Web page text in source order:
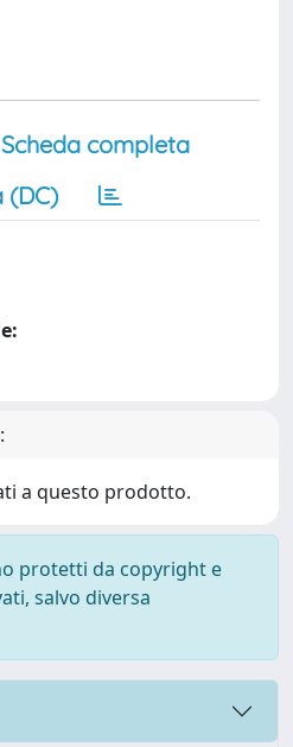
Scheda completa
(DC)
a questo prodotto.
protetti da copyright e
salvo diversa